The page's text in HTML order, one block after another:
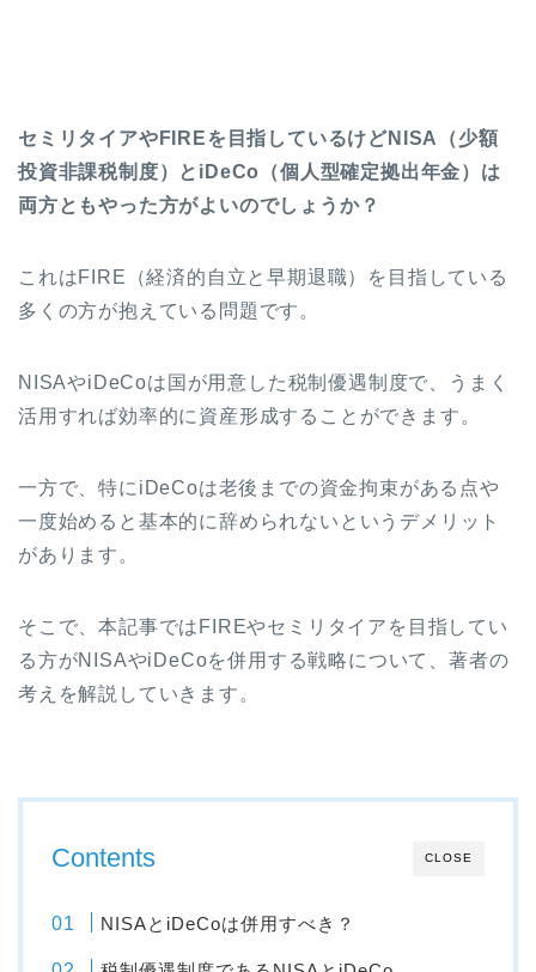
セミリタイアやFIREを目指しているけどNISA（少額
投資非課税制度）とiDeCo（個人型確定拠出年金）は
両方ともやった方がよいのでしょうか？
これはFIRE（経済的自立と早期退職）を目指している
多くの方が抱えている問題です。
NISAやiDeCoは国が用意した税制優遇制度で、うまく
活用すれば効率的に資産形成することができます。
一方で、特にiDeCoは老後までの資金拘束がある点や
一度始めると基本的に辞められないというデメリット
があります。
そこで、本記事ではFIREやセミリタイアを目指してい
る方がNISAやiDeCoを併用する戦略について、著者の
考えを解説していきます。
CLOSE
Contents
NISAとiDeCoは併用すべき？